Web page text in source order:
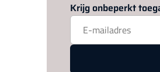
Krijg onbeperkt